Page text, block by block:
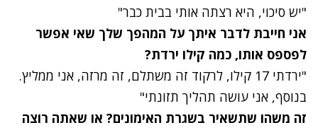
"יש סיכוי, היא רצתה אותי בבית כבר"
אני חייבת לדבר איתך על המהפך שלך שאי אפשר
לפספס אותו, כמה קילו ירדת?
"ירדתי 17 קילו, לרקוד זה משתלם, זה מרזה, אני ממליץ.
בנוסף, אני עושה תהליך תזונתי"
זה משהו שתשאיר בשגרת האימונים? או שאתה רוצה